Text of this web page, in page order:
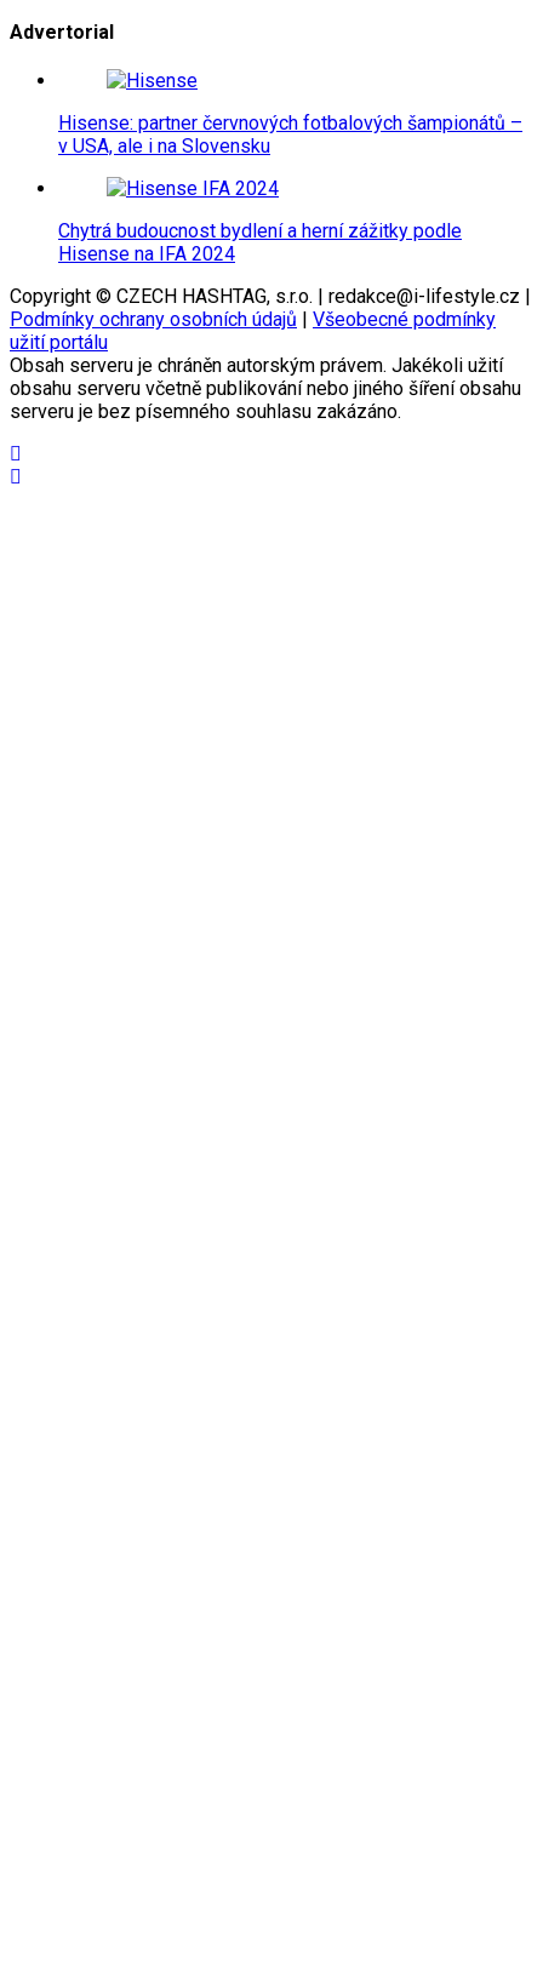
Advertorial
Hisense: partner červnových fotbalových šampionátů –
v USA, ale i na Slovensku
Chytrá budoucnost bydlení a herní zážitky podle
Hisense na IFA 2024
Copyright © CZECH HASHTAG, s.r.o. | redakce@i-lifestyle.cz |
Podmínky ochrany osobních údajů
Všeobecné podmínky
užití portálu
Obsah serveru je chráněn autorským právem. Jakékoli užití
obsahu serveru včetně publikování nebo jiného šíření obsahu
serveru je bez písemného souhlasu zakázáno.